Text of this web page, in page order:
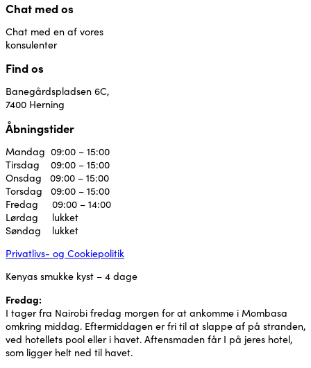
Chat med os
Chat med en af vores
konsulenter
Find os
Banegårdspladsen 6C,
7400 Herning
Åbningstider
Mandag 09:00 – 15:00
Tirsdag 09:00 – 15:00
Onsdag 09:00 – 15:00
Torsdag 09:00 – 15:00
Fredag 09:00 – 14:00
Lørdag lukket
Søndag lukket
Privatlivs- og Cookiepolitik
Kenyas smukke kyst – 4 dage
Fredag:
I tager fra Nairobi fredag morgen for at ankomme i Mombasa
omkring middag. Eftermiddagen er fri til at slappe af på stranden,
ved hotellets pool eller i havet. Aftensmaden får I på jeres hotel,
som ligger helt ned til havet.